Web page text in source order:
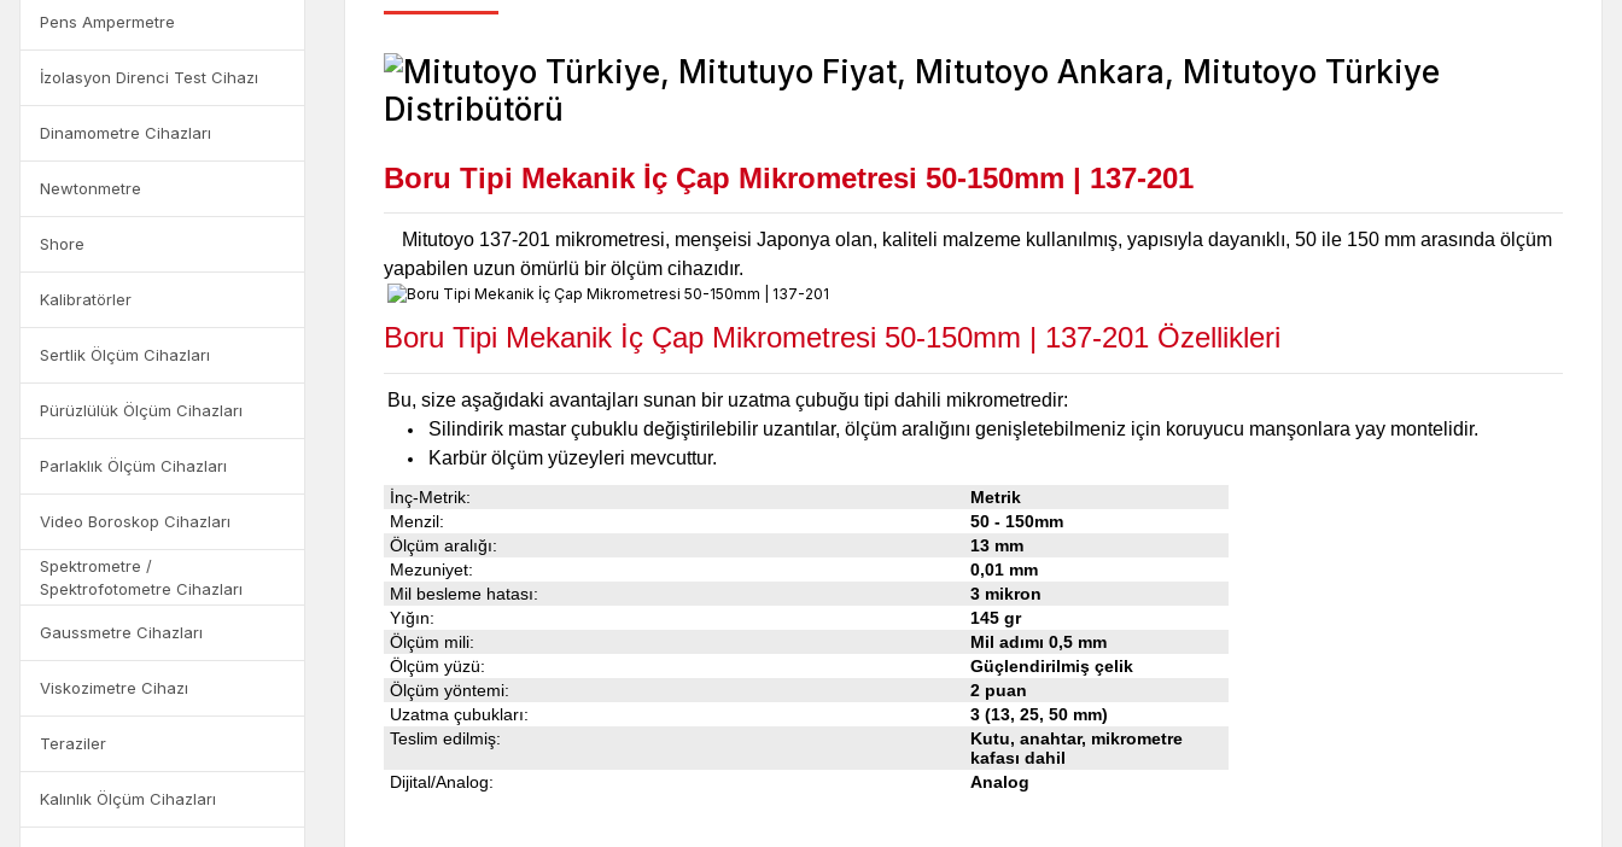
Pens Ampermetre
İzolasyon Direnci Test Cihazı
Dinamometre Cihazları
Newtonmetre
Shore
Kalibratörler
Sertlik Ölçüm Cihazları
Pürüzlülük Ölçüm Cihazları
Parlaklık Ölçüm Cihazları
Video Boroskop Cihazları
Spektrometre /
Spektrofotometre Cihazları
Gaussmetre Cihazları
Viskozimetre Cihazı
Teraziler
Kalınlık Ölçüm Cihazları
Boru Tipi Mekanik İç Çap Mikrometresi 50-150mm | 137-201
Mitutoyo 137-201 mikrometresi, menşeisi Japonya olan, kaliteli malzeme kullanılmış, yapısıyla dayanıklı, 50 ile 150 mm arasında ölçüm
yapabilen uzun ömürlü bir ölçüm cihazıdır.
Boru Tipi Mekanik İç Çap Mikrometresi 50-150mm | 137-201Özellikleri
Bu, size aşağıdaki avantajları sunan bir uzatma çubuğu tipi dahili mikrometredir:
Silindirik mastar çubuklu değiştirilebilir uzantılar, ölçüm aralığını genişletebilmeniz için koruyucu manşonlara yay montelidir.
Karbür ölçüm yüzeyleri mevcuttur.
İnç-Metrik:
Metrik
Menzil:
50 - 150mm
Ölçüm aralığı:
13 mm
Mezuniyet:
0,01 mm
Mil besleme hatası:
3 mikron
Yığın:
145 gr
Ölçüm mili:
Mil adımı 0,5 mm
Ölçüm yüzü:
Güçlendirilmiş çelik
Ölçüm yöntemi:
2 puan
Uzatma çubukları:
3 (13, 25, 50 mm)
Teslim edilmiş:
Kutu, anahtar, mikrometre
kafası dahil
Dijital/Analog:
Analog